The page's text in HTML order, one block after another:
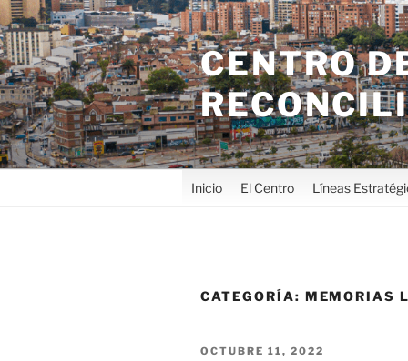
CENTRO
Inicio El Centro Líneas
CATEGORÍA: MEMORIAS
OCTUBRE 11, 2022